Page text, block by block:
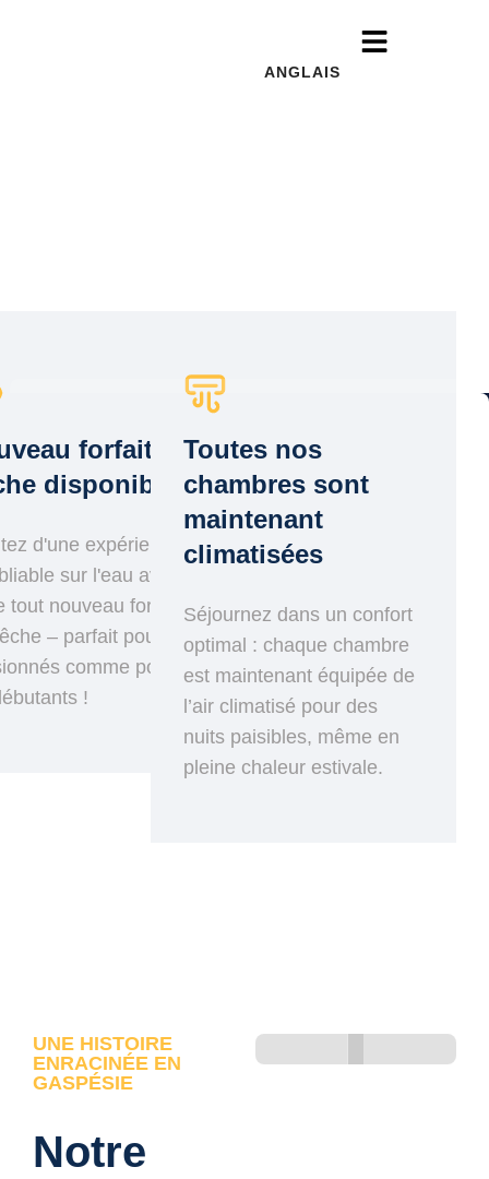
ANGLAIS
Nouveautés à découvrir !
forfait de
disponible
d'une expérience
sur l'eau avec
tout nouveau forfait
– parfait pour les
comme pour
!
Toutes nos
chambres sont
maintenant
climatisées
Séjournez dans un confort
optimal : chaque chambre
est maintenant équipée de
l’air climatisé pour des
nuits paisibles, même en
pleine chaleur estivale.
UNE HISTOIRE
ENRACINÉE EN
GASPÉSIE
Notre